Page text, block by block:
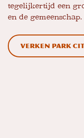
tegelijkertijd een
en de gemeenschap.
Verken Park